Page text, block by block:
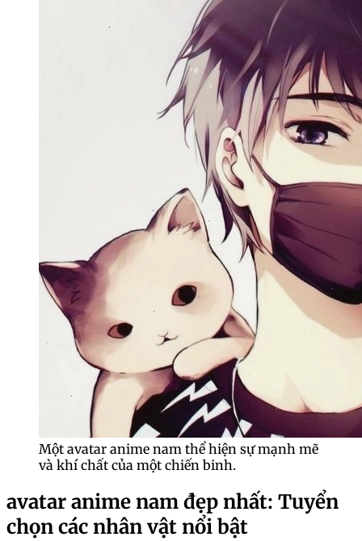
Một avatar anime nam thể hiện sự mạnh mẽ
và khí chất của một chiến binh.
avatar anime nam đẹp nhất: Tuyển
chọn các nhân vật nổi bật